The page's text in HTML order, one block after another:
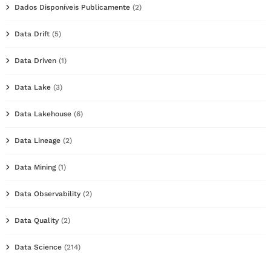
Dados Disponíveis Publicamente (2)
Data Drift (5)
Data Driven (1)
Data Lake (3)
Data Lakehouse (6)
Data Lineage (2)
Data Mining(1)
Data Observability (2)
Data Quality (2)
Data Science (214)